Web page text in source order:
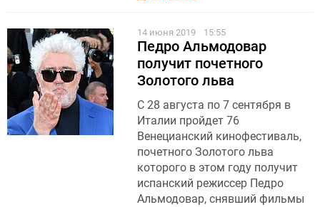
14 июня 2019 15:55
Педро Альмодовар
получит почетного
Золотого льва
С 28 августа по 7 сентября в
Италии пройдет 76
Венецианский кинофестиваль,
почетного Золотого льва
которого в этом году получит
испанский режиссер Педро
Альмодовар, снявший фильмы